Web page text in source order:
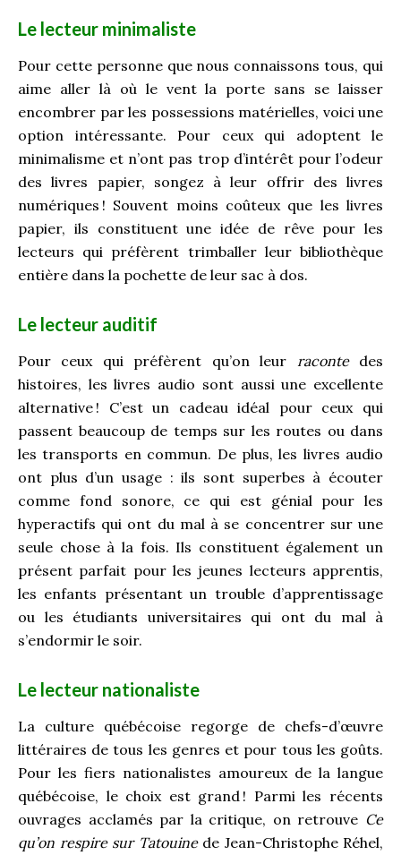
Le lecteur minimaliste
Pour cette personne que nous connaissons tous, qui
aime aller là où le vent la porte sans se laisser
encombrer par les possessions matérielles, voici une
option intéressante. Pour ceux qui adoptent le
minimalisme et n’ont pas trop d’intérêt pour l’odeur
des livres papier, songez à leur offrir des livres
numériques ! Souvent moins coûteux que les livres
papier, ils constituent une idée de rêve pour les
lecteurs qui préfèrent trimballer leur bibliothèque
entière dans la pochette de leur sac à dos.
Le lecteur auditif
Pour ceux qui préfèrent qu’on leur racontedes
histoires, les livres audio sont aussi une excellente
alternative ! C’est un cadeau idéal pour ceux qui
passent beaucoup de temps sur les routes ou dans
les transports en commun. De plus, les livres audio
ont plus d’un usage : ils sont superbes à écouter
comme fond sonore, ce qui est génial pour les
hyperactifs qui ont du mal à se concentrer sur une
seule chose à la fois. Ils constituent également un
présent parfait pour les jeunes lecteurs apprentis,
les enfants présentant un trouble d’apprentissage
ou les étudiants universitaires qui ont du mal à
s’endormir le soir.
Le lecteur nationaliste
La culture québécoise regorge de chefs-d’œuvre
littéraires de tous les genres et pour tous les goûts.
Pour les fiers nationalistes amoureux de la langue
québécoise, le choix est grand ! Parmi les récents
ouvrages acclamés par la critique, on retrouve Ce
qu’on respire sur Tatouinede Jean-Christophe Réhel,